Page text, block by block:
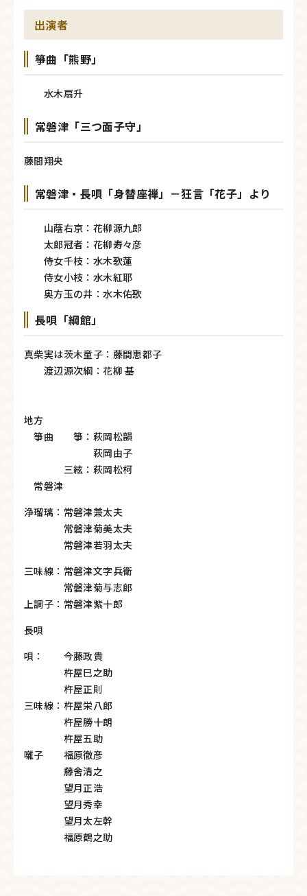
出演者
箏曲「熊野」
水木扇升
常磐津「三つ面子守」
藤間翔央
常磐津・長唄「身替座禅」－狂言「花子」より
山蔭右京：花柳源九郎
太郎冠者：花柳寿々彦
侍女千枝：水木歌蓮
侍女小枝：水木紅耶
奥方玉の井：水木佑歌
長唄「綱館」
真柴実は茨木童子：藤間恵都子
渡辺源次綱：花柳 基
地方
箏曲 箏：萩岡松韻
萩岡由子
三絃：萩岡松柯
常磐津
浄瑠璃：常磐津兼太夫
常磐津菊美太夫
常磐津若羽太夫
三味線：常磐津文字兵衛
常磐津菊与志郎
上調子：常磐津紫十郎
長唄
唄： 今藤政貴
杵屋巳之助
杵屋正則
三味線：杵屋栄八郎
杵屋勝十朗
杵屋五助
囃子 福原徹彦
藤舍清之
望月正浩
望月秀幸
望月太左幹
福原鶴之助